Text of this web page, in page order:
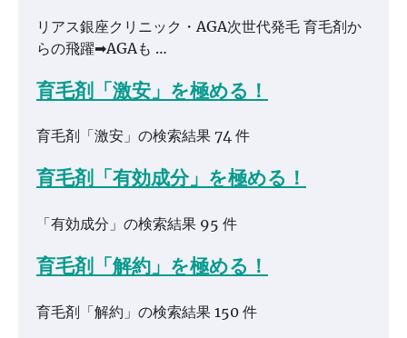
リアス銀座クリニック・AGA次世代発毛 育毛剤か
らの飛躍➡AGAも …
育毛剤「激安」を極める！
育毛剤「激安」の検索結果 74 件
育毛剤「有効成分」を極める！
「有効成分」の検索結果 95 件
育毛剤「解約」を極める！
育毛剤「解約」の検索結果 150 件